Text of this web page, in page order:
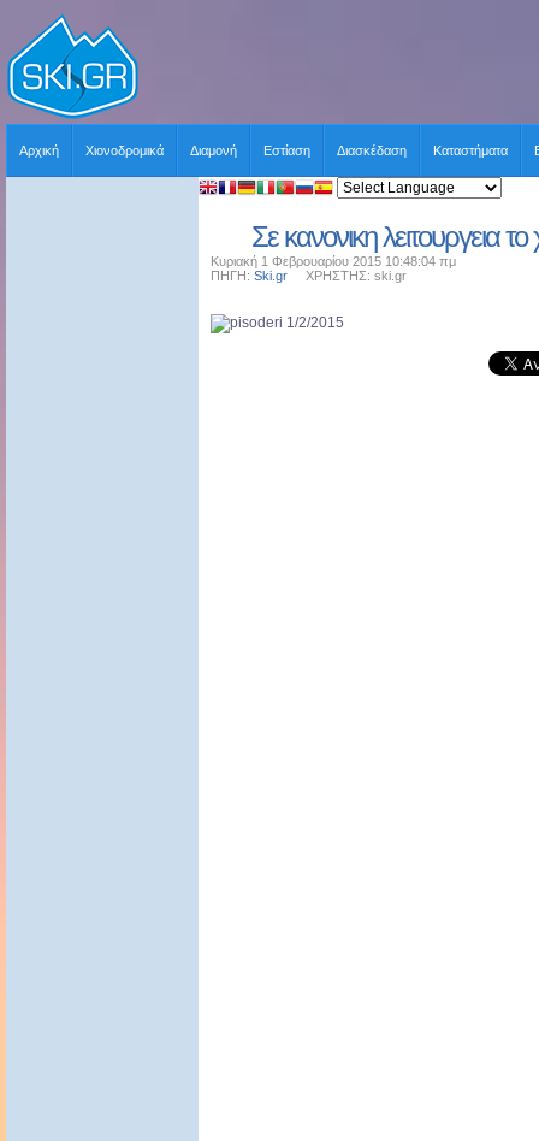
Αρχική Χιονοδρομικά Διαμονή Εστίαση Διασκέδαση Καταστήματα
Σε κανονικη λειτουργεια
Κυριακή 1 Φεβρουαρίου 2015 10:48:04 πμ
ΠΗΓΗ: Ski.gr ΧΡΗΣΤΗΣ: ski.gr